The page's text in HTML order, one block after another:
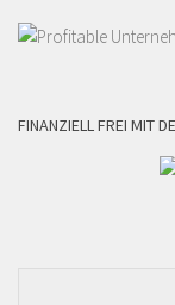
FINANZIELL FREI MIT